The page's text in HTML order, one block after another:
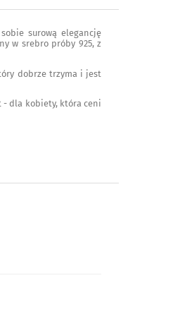
surową elegancję
w srebro próby 925, z
dobrze trzyma i jest
- dla kobiety, która ceni